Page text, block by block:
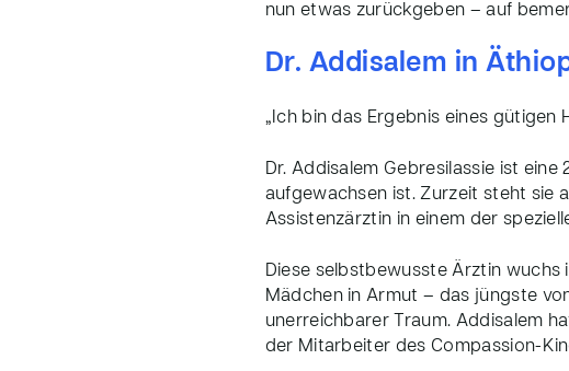
nun etwas zurückgeben – auf
Dr. Addisalem in
„Ich bin das Ergebnis eines gütigen
Dr. Addisalem Gebresilassie ist
aufgewachsen ist. Zurzeit steht sie
Assistenzärztin in einem der
Diese selbstbewusste Ärztin wuchs
Mädchen in Armut – das jüngste
unerreichbarer Traum. Addisalem
der Mitarbeiter des Compassion-